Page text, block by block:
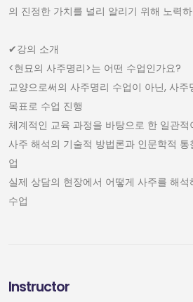
의 진정한 가치를 널리 알리기 위해 노력
✔︎강의 소개
<현묘의 사주명리>는 어떤 수업인가요?
교양으로써의 사주명리 수업이 아닌, 사
목표로 수업 진행
체계적인 교육 과정을 바탕으로 한 일관
사주 해석의 기술적 방법론과 인문학적
업
실제 상담의 현장에서 어떻게 사주를 해
수업
Instructor